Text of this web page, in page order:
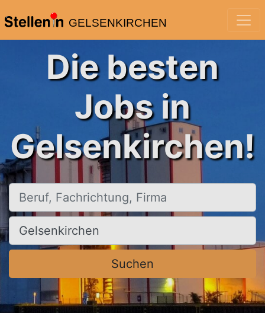
GELSENKIRCHEN
Die besten
Jobs in
Gelsenkirchen!
Beruf, Fachrichtung, Firma
Ort, Stadt
Suchen